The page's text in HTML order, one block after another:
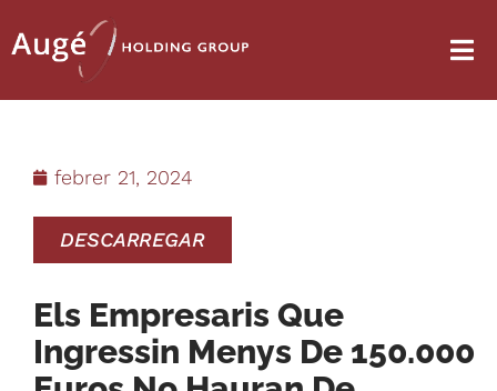
febrer 21, 2024
DESCARREGAR
Els Empresaris Que
Ingressin Menys De 150.000